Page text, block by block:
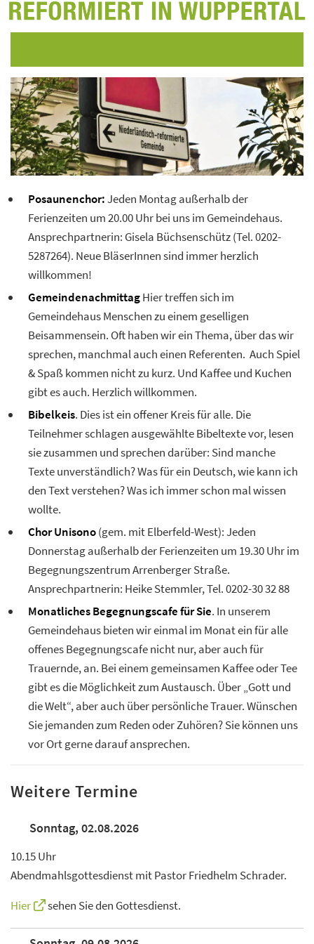
Termine
Gemeindebriefe
▼
▼
Posaunenchor:Jeden Montag außerhalb der
Ferienzeiten um 20.00 Uhr bei uns im Gemeindehaus.
Ansprechpartnerin: Gisela Büchsenschütz (Tel. 0202-
5287264). Neue BläserInnen sind immer herzlich
willkommen!
GemeindenachmittagHier treffen sich im
Gemeindehaus Menschen zu einem geselligen
Beisammensein. Oft haben wir ein Thema, über das wir
sprechen, manchmal auch einen Referenten. Auch Spiel
& Spaß kommen nicht zu kurz. Und Kaffee und Kuchen
gibt es auch. Herzlich willkommen.
Bibelkeis. Dies ist ein offener Kreis für alle. Die
Teilnehmer schlagen ausgewählte Bibeltexte vor, lesen
sie zusammen und sprechen darüber: Sind manche
Texte unverständlich? Was für ein Deutsch, wie kann ich
den Text verstehen? Was ich immer schon mal wissen
wollte.
Chor Unisono(gem. mit Elberfeld-West): Jeden
Donnerstag außerhalb der Ferienzeiten um 19.30 Uhr im
Begegnungszentrum Arrenberger Straße.
Ansprechpartnerin: Heike Stemmler, Tel. 0202-30 32 88
Monatliches Begegnungscafe für Sie. In unserem
Gemeindehaus bieten wir einmal im Monat ein für alle
offenes Begegnungscafe nicht nur, aber auch für
Trauernde, an. Bei einem gemeinsamen Kaffee oder Tee
gibt es die Möglichkeit zum Austausch. Über „Gott und
die Welt“, aber auch über persönliche Trauer. Wünschen
Sie jemanden zum Reden oder Zuhören? Sie können uns
vor Ort gerne darauf ansprechen.
Weitere Termine
Sonntag, 02.08.2026
10.15 Uhr
Abendmahlsgottesdienst mit Pastor Friedhelm Schrader.
Hier
sehen Sie den Gottesdienst.